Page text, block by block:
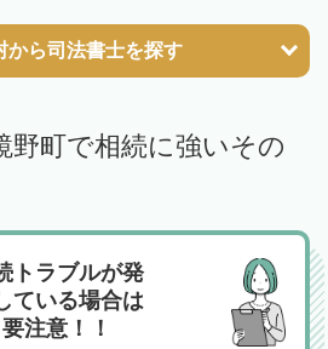
から司法書士を探す
野町で相続に強いその
トラブルが発
ている場合は
要注意！！